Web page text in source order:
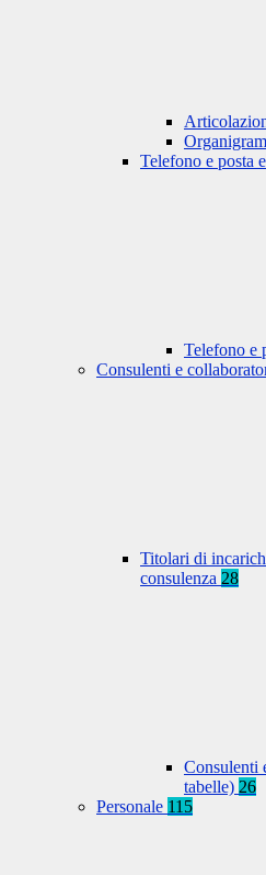
Telefono e posta
Telefono e
Consulenti e
Titolari di
consulenza 28
Consulenti
tabelle) 26
Personale 115